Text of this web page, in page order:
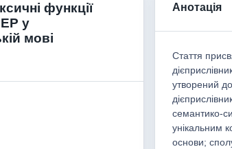
функції
у
мові
Анотація
Стаття
утворений
семантико-
унікальним
основи;